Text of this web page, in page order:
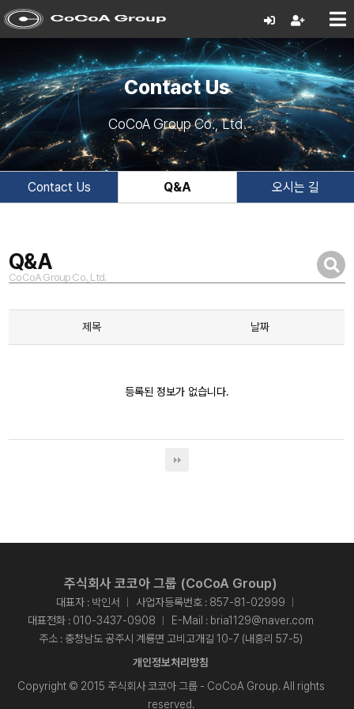
Contact Us
CoCoA Group Co., Ltd.
Contact Us Q&A 오시는 길
Q&A
CoCoA Group Co., Ltd.
제목 날짜
등록된 정보가 없습니다.
주식회사 코코아 그룹 (CoCoA Group)
대표자 : 박인서
사업자등록번호 : 857-81-02999
대표전화 : 010-3437-0908 E-Mail : bria1129@naver.com
주소 : 충청남도 공주시 계룡면 고비고개길 10-7 (내흥리 57-5)
개인정보처리방침
Copyright © 2015 주식회사 코코아 그룹 - CoCoA Group. All rights
reserved.